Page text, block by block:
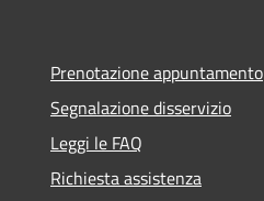
Prenotazione appuntamento
Segnalazione disservizio
Leggi le FAQ
Richiesta assistenza